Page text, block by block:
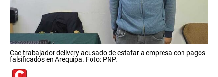
Cae trabajador delivery acusado de estafar a empresa con pagos
falsificados en Arequipa. Foto: PNP.